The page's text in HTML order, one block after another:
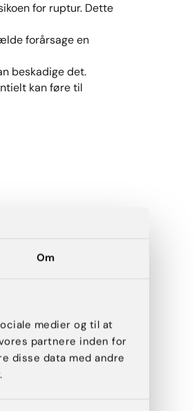
Om
medier og til at
partnere inden for
disse data med andre
for ruptur. Dette
forårsage en
beskadige det.​
kan føre til
kroppen.